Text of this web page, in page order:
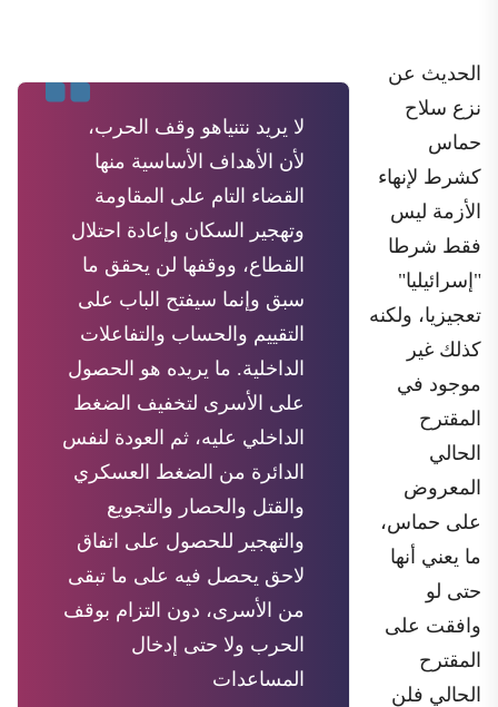
لا يريد نتنياهو وقف الحرب،
لأن الأهداف الأساسية منها
القضاء التام على المقاومة
وتهجير السكان وإعادة احتلال
القطاع، ووقفها لن يحقق ما
سبق وإنما سيفتح الباب على
التقييم والحساب والتفاعلات
الداخلية. ما يريده هو الحصول
على الأسرى لتخفيف الضغط
الداخلي عليه، ثم العودة لنفس
الدائرة من الضغط العسكري
والقتل والحصار والتجويع
والتهجير للحصول على اتفاق
لاحق يحصل فيه على ما تبقى
من الأسرى، دون التزام بوقف
الحرب ولا حتى إدخال
المساعدات
الحديث عن
نزع سلاح
حماس
كشرط لإنهاء
الأزمة ليس
فقط شرطا
"إسرائيليا"
تعجيزيا، ولكنه
كذلك غير
موجود في
المقترح
الحالي
المعروض
على حماس،
ما يعني أنها
حتى لو
وافقت على
المقترح
الحالي فلن